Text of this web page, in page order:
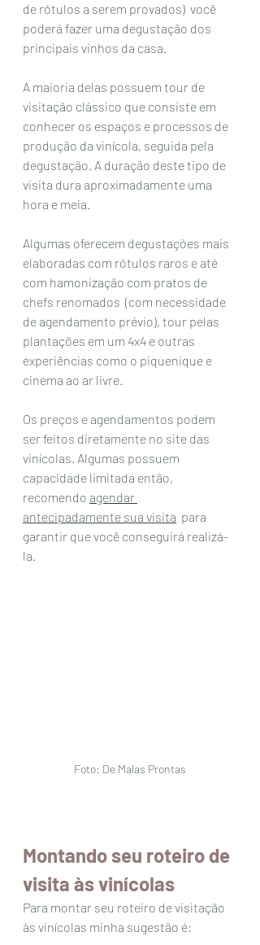
de rótulos a serem provados)  você
poderá fazer uma degustação dos
principais vinhos da casa.
A maioria delas possuem tour de
visitação clássico que consiste em
conhecer os espaços e processos de
produção da vinícola, seguida pela
degustação. A duração deste tipo de
visita dura aproximadamente uma
hora e meia.
Algumas oferecem degustações mais
elaboradas com rótulos raros e até
com hamonização com pratos de
chefs renomados  (com necessidade
de agendamento prévio), tour pelas
plantações em um 4x4 e outras
experiências como o piquenique e
cinema ao ar livre.
Os preços e agendamentos podem
ser feitos diretamente no site das
vinícolas. Algumas possuem
capacidade limitada então,
recomendo agendar
antecipadamente sua visita
  para
garantir que você conseguirá realizá-
la.
Foto: De Malas Prontas
Montando seu roteiro de
visita às vinícolas
Para montar seu roteiro de visitação
às vinícolas minha sugestão é: